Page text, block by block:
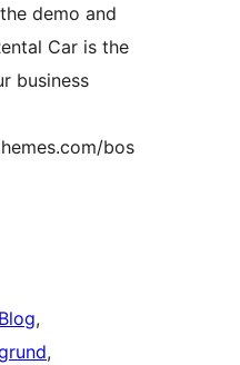
demo and
Car is the
business
bos
Blog